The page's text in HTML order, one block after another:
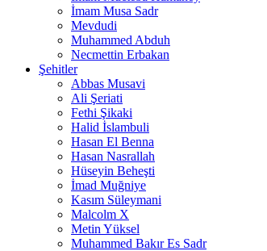
İmam Musa Sadr
Mevdudi
Muhammed Abduh
Necmettin Erbakan
Şehitler
Abbas Musavi
Ali Şeriati
Fethi Şikaki
Halid İslambuli
Hasan El Benna
Hasan Nasrallah
Hüseyin Beheşti
İmad Muğniye
Kasım Süleymani
Malcolm X
Metin Yüksel
Muhammed Bakır Es Sadr